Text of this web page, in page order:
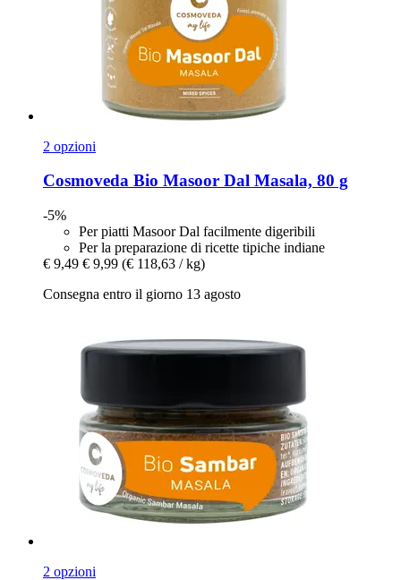
2 opzioni
Cosmoveda Bio Masoor Dal Masala, 80 g
-5%
Per piatti Masoor Dal facilmente digeribili
Per la preparazione di ricette tipiche indiane
€ 9,49 € 9,99 (€ 118,63 / kg)
Consegna entro il giorno 13 agosto
2 opzioni